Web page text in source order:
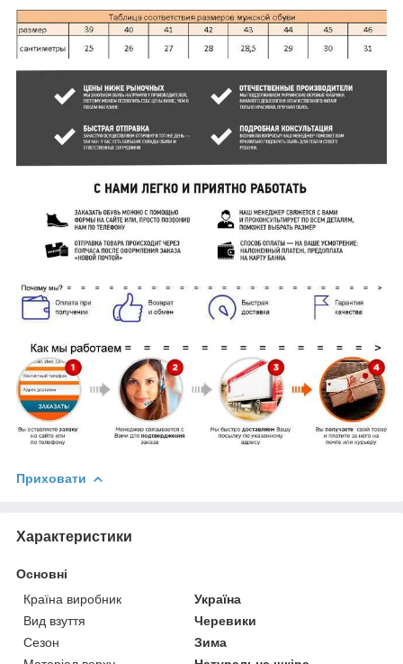
Приховати
Характеристики
Основні
Країна виробник
Україна
Вид взуття
Черевики
Сезон
Зима